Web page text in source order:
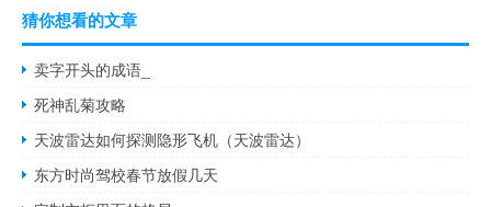
猜你想看的文章
卖字开头的成语_
死神乱菊攻略
天波雷达如何探测隐形飞机（天波雷达）
东方时尚驾校春节放假几天